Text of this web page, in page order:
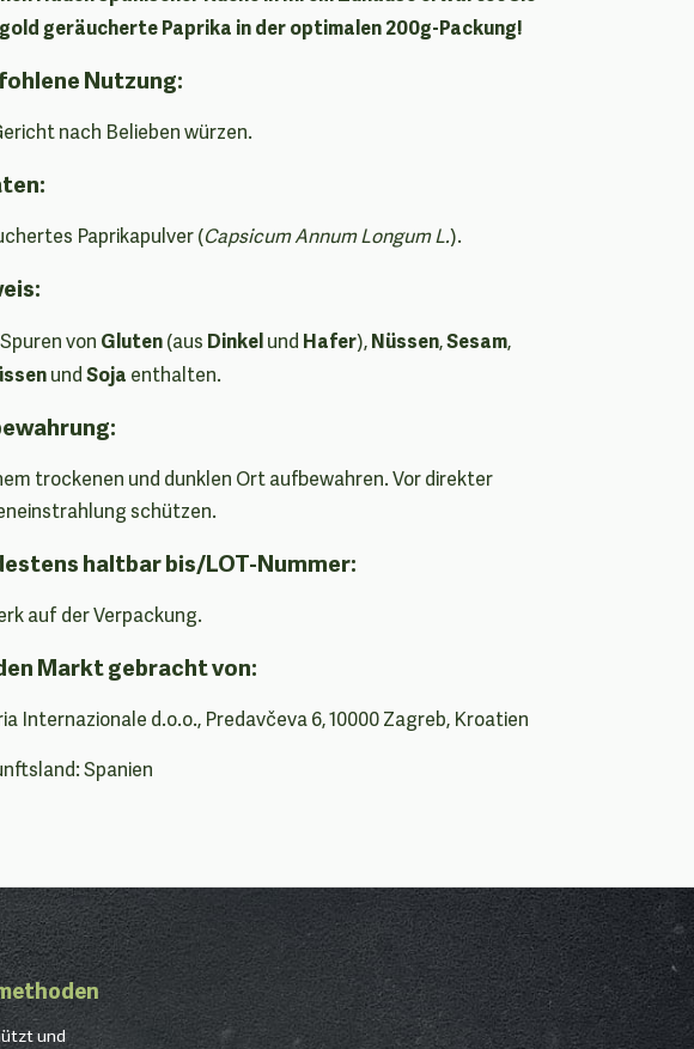
geräucherte Paprika in der optimalen 200g-Packung!
Nutzung:
nach Belieben würzen.
Paprikapulver (Capsicum Annum Longum L.).
von Gluten(aus Dinkelund Hafer),Nüssen,Sesam,
undSoja enthalten.
trockenen und dunklen Ort aufbewahren. Vor direkter
schützen.
haltbar bis/LOT-Nummer:
auf der Verpackung.
Markt gebracht von:
Internazionale d.o.o., Predavčeva 6, 10000 Zagreb, Kroatien
Spanien
und